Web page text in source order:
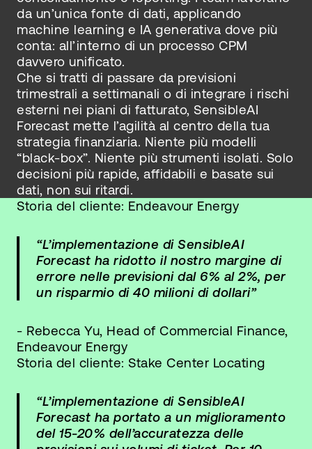
da un’unica fonte di dati, applicando
machine learning e IA generativa dove più
conta: all’interno di un processo CPM
davvero unificato.
Che si tratti di passare da previsioni
trimestrali a settimanali o di integrare i rischi
esterni nei piani di fatturato, SensibleAI
Forecast mette l’agilità al centro della tua
strategia finanziaria. Niente più modelli
“black-box”. Niente più strumenti isolati. Solo
decisioni più rapide, affidabili e basate sui
dati, non sui ritardi.
Storia del cliente: Endeavour Energy
“L’implementazione di SensibleAI
Forecast ha ridotto il nostro margine di
errore nelle previsioni dal 6% al 2%, per
un risparmio di 40 milioni di dollari”
- Rebecca Yu, Head of Commercial Finance,
Endeavour Energy
Storia del cliente: Stake Center Locating
“L’implementazione di SensibleAI
Forecast ha portato a un miglioramento
del 15-20% dell’accuratezza delle